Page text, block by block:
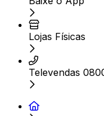
Lojas Físicas
Televendas